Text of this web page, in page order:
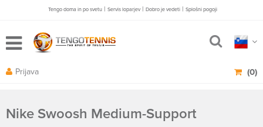
Tengo doma in po svetu | Servis loparjev | Dobro je vedeti | Splošni pogoji
(0)
Prijava
Nike Swoosh Medium-Support